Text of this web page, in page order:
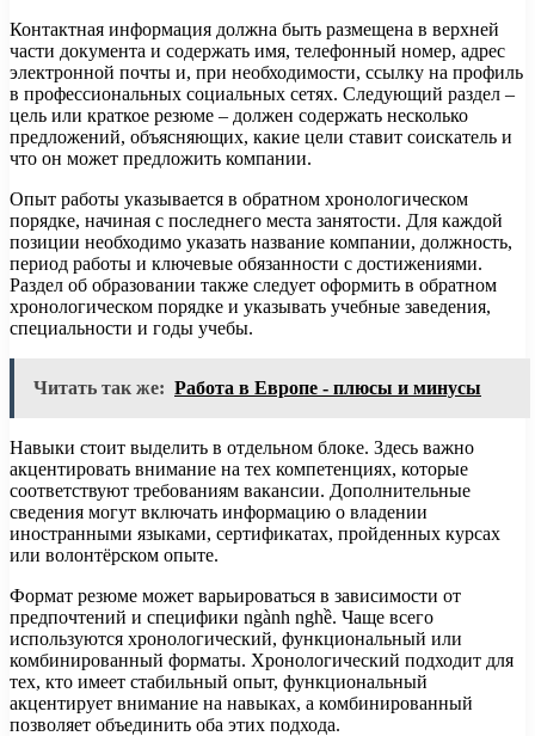
Контактная информация должна быть размещена в верхней
части документа и содержать имя, телефонный номер, адрес
электронной почты и, при необходимости, ссылку на профиль
в профессиональных социальных сетях. Следующий раздел –
цель или краткое резюме – должен содержать несколько
предложений, объясняющих, какие цели ставит соискатель и
что он может предложить компании.
Опыт работы указывается в обратном хронологическом
порядке, начиная с последнего места занятости. Для каждой
позиции необходимо указать название компании, должность,
период работы и ключевые обязанности с достижениями.
Раздел об образовании также следует оформить в обратном
хронологическом порядке и указывать учебные заведения,
специальности и годы учебы.
Читать так же: Работа в Европе - плюсы и минусы
Навыки стоит выделить в отдельном блоке. Здесь важно
акцентировать внимание на тех компетенциях, которые
соответствуют требованиям вакансии. Дополнительные
сведения могут включать информацию о владении
иностранными языками, сертификатах, пройденных курсах
или волонтёрском опыте.
Формат резюме может варьироваться в зависимости от
предпочтений и специфики ngành nghề. Чаще всего
используются хронологический, функциональный или
комбинированный форматы. Хронологический подходит для
тех, кто имеет стабильный опыт, функциональный
акцентирует внимание на навыках, а комбинированный
позволяет объединить оба этих подхода.